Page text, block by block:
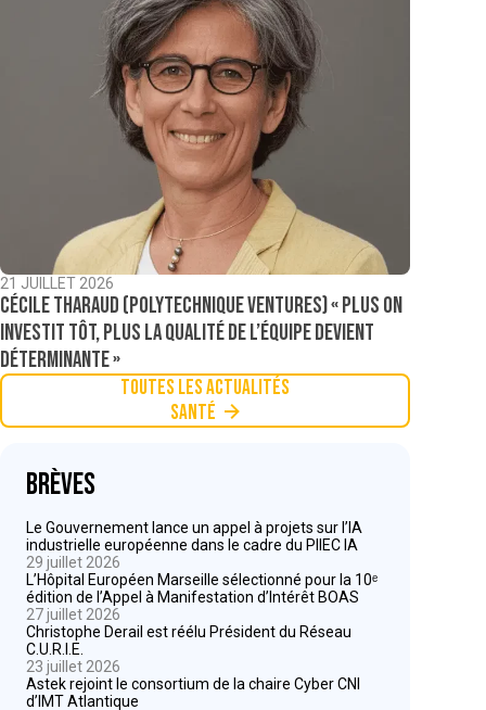
21 JUILLET 2026
Cécile Tharaud (Polytechnique Ventures) « Plus on
investit tôt, plus la qualité de l’équipe devient
déterminante »
Toutes les actualités
Santé
Brèves
Le Gouvernement lance un appel à projets sur l’IA
industrielle européenne dans le cadre du PIIEC IA
29 juillet 2026
L’Hôpital Européen Marseille sélectionné pour la 10ᵉ
édition de l’Appel à Manifestation d’Intérêt BOAS
27 juillet 2026
Christophe Derail est réélu Président du Réseau
C.U.R.I.E.
23 juillet 2026
Astek rejoint le consortium de la chaire Cyber CNI
d’IMT Atlantique